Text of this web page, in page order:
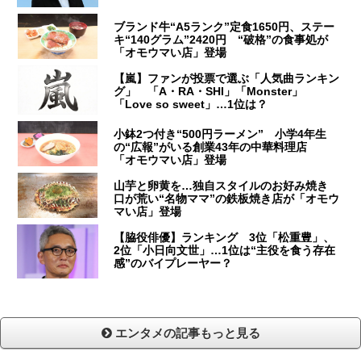
ブランド牛“A5ランク”定食1650円、ステー
キ“140グラム”2420円 “破格”の食事処が
「オモウマい店」登場
【嵐】ファンが投票で選ぶ「人気曲ランキン
グ」 「A・RA・SHI」「Monster」
「Love so sweet」…1位は？
小鉢2つ付き“500円ラーメン” 小学4年生
の“広報”がいる創業43年の中華料理店
「オモウマい店」登場
山芋と卵黄を…独自スタイルのお好み焼き
口が荒い“名物ママ”の鉄板焼き店が「オモウ
マい店」登場
【脇役俳優】ランキング 3位「松重豊」、
2位「小日向文世」…1位は“主役を食う存在
感”のバイプレーヤー？
エンタメの記事もっと見る